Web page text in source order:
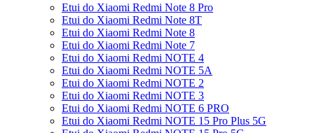
Etui do Xiaomi Redmi Note 8 Pro
Etui do Xiaomi Redmi Note 8T
Etui do Xiaomi Redmi Note 8
Etui do Xiaomi Redmi Note 7
Etui do Xiaomi Redmi NOTE 4
Etui do Xiaomi Redmi NOTE 5A
Etui do Xiaomi Redmi NOTE 2
Etui do Xiaomi Redmi NOTE 3
Etui do Xiaomi Redmi NOTE 6 PRO
Etui do Xiaomi Redmi NOTE 15 Pro Plus 5G